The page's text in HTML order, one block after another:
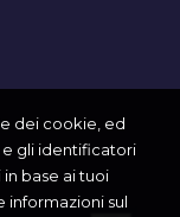
dei cookie, ed
e gli identificatori
base ai tuoi
informazioni sul